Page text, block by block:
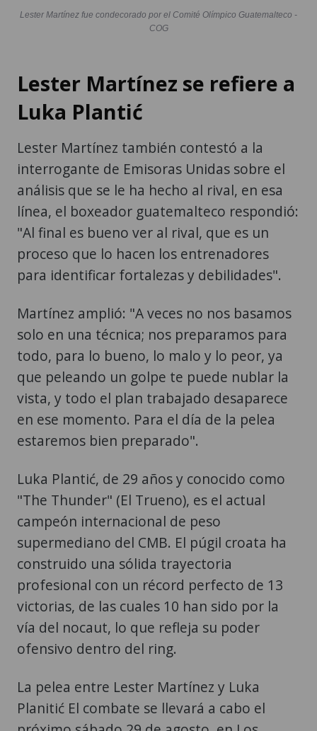
Lester Martínez fue condecorado por el Comité Olímpico Guatemalteco -
COG
Lester Martínez se refiere a
Luka Plantić
Lester Martínez también contestó a la
interrogante de Emisoras Unidas sobre el
análisis que se le ha hecho al rival, en esa
línea, el boxeador guatemalteco respondió:
"Al final es bueno ver al rival, que es un
proceso que lo hacen los entrenadores
para identificar fortalezas y debilidades".
Martínez amplió: "A veces no nos basamos
solo en una técnica; nos preparamos para
todo, para lo bueno, lo malo y lo peor, ya
que peleando un golpe te puede nublar la
vista, y todo el plan trabajado desaparece
en ese momento. Para el día de la pelea
estaremos bien preparado".
Luka Plantić, de 29 años y conocido como
"The Thunder" (El Trueno), es el actual
campeón internacional de peso
supermediano del CMB. El púgil croata ha
construido una sólida trayectoria
profesional con un récord perfecto de 13
victorias, de las cuales 10 han sido por la
vía del nocaut, lo que refleja su poder
ofensivo dentro del ring.
La pelea entre Lester Martínez y Luka
Planitić El combate se llevará a cabo el